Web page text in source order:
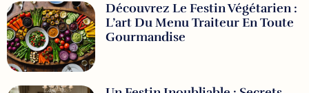
Découvrez Le Festin Végétarien :
L’art Du Menu Traiteur En Toute
Gourmandise